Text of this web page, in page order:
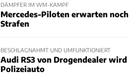
DÄMPFER IM WM-KAMPF
Mercedes-Piloten erwarten noch
Strafen
BESCHLAGNAHMT UND UMFUNKTIONIERT
Audi RS3 von Drogendealer wird
Polizeiauto